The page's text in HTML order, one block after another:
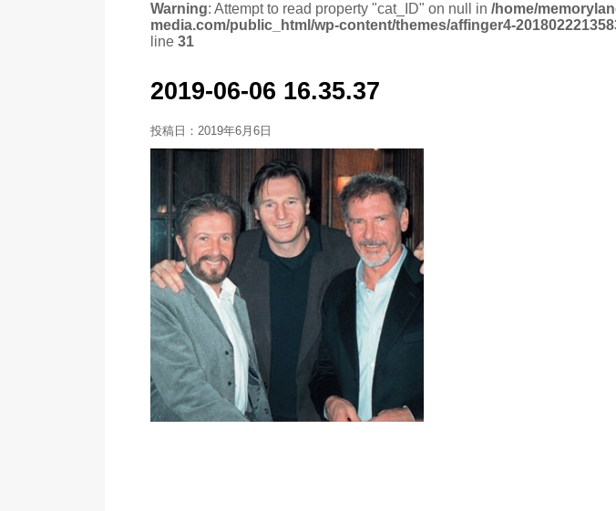
Warning: Attempt to read property "cat_ID" on null in /home/
media.com/public_html/wp-content/themes/affinger4-
line 31
2019-06-06 16.35.37
投稿日： 2019年6月6日